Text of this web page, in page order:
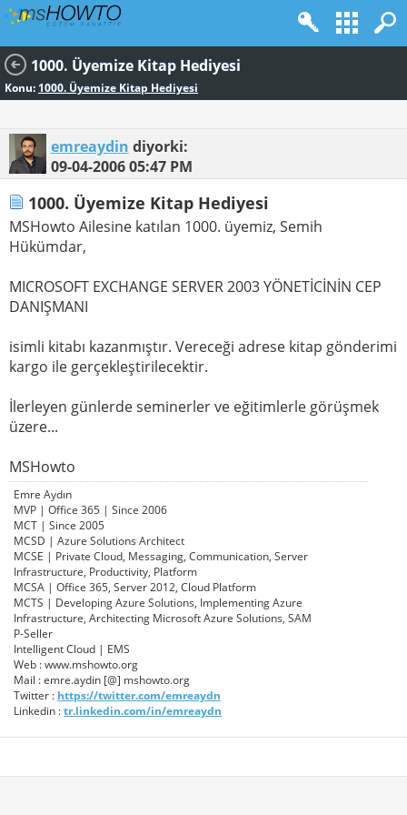
1000. Üyemize Kitap Hediyesi
Konu: 1000. Üyemize Kitap Hediyesi
emreaydin diyorki:
09-04-200605:47 PM
1000. Üyemize Kitap Hediyesi
MSHowto Ailesine katılan 1000. üyemiz, Semih
Hükümdar,
MICROSOFT EXCHANGE SERVER 2003 YÖNETİCİNİN CEP
DANIŞMANI
isimli kitabı kazanmıştır. Vereceği adrese kitap gönderimi
kargo ile gerçekleştirilecektir.
İlerleyen günlerde seminerler ve eğitimlerle görüşmek
üzere...
MSHowto
Emre Aydın
MVP | Office 365 | Since 2006
MCT | Since 2005
MCSD | Azure Solutions Architect
MCSE | Private Cloud, Messaging, Communication, Server
Infrastructure, Productivity, Platform
MCSA | Office 365, Server 2012, Cloud Platform
MCTS | Developing Azure Solutions, Implementing Azure
Infrastructure, Architecting Microsoft Azure Solutions, SAM
P-Seller
Intelligent Cloud | EMS
Web : www.mshowto.org
Mail : emre.aydin [@] mshowto.org
Twitter : https://twitter.com/emreaydn
Linkedin :tr.linkedin.com/in/emreaydn